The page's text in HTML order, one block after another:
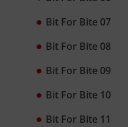
Bit For Bite 07
Bit For Bite 08
Bit For Bite 09
Bit For Bite 10
Bit For Bite 11